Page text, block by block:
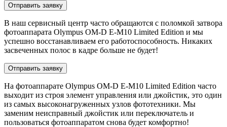
Отправить заявку
В наш сервисный центр часто обращаются с поломкой затвора
фотоаппарата Olympus OM-D E-M10 Limited Edition и мы
успешно восстанавливаем его работоспособность. Никаких
засвеченных полос в кадре больше не будет!
Отправить заявку
На фотоаппарате Olympus OM-D E-M10 Limited Edition часто
выходит из строя элемент управления или джойстик, это один
из самых высоконагруженных узлов фототехники. Мы
заменим неисправный джойстик или переключатель и
пользоваться фотоаппаратом снова будет комфортно!